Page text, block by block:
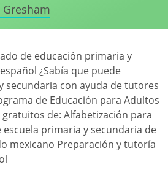
de educación primaria y
¿Sabía que puede
con ayuda de tutores
de Educación para Adultos
de: Alfabetización para
primaria y secundaria de
mexicano Preparación y tutoría